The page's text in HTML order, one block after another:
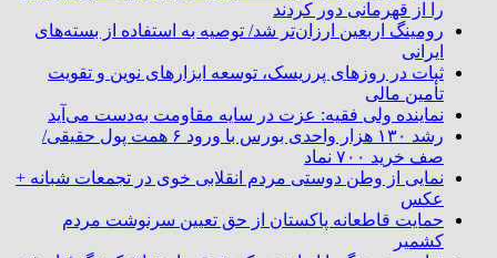
را از قهرمانی دور کردند
رومینگ اربعین ارزان‌تر شد/ توصیه به استفاده از بسته‌های
ایرانی
ثبات در روزهای پرریسک، توسعه ابزارهای نوین و تقویت
تأمین مالی
نماینده ولی فقیه: عزت در سایه مقاومت به‌دست می‌آید
رشد ۱۳۰ هزار واحدی بورس با ورود ۶ همت پول حقیقی/
صف خرید ۷۰۰ نماد
نمایی از وطن دوستی مردم انقلابی خوی در تجمعات شبانه +
عکس
حمایت قاطعانه پاکستان از حق تعیین سرنوشت مردم
کشمیر